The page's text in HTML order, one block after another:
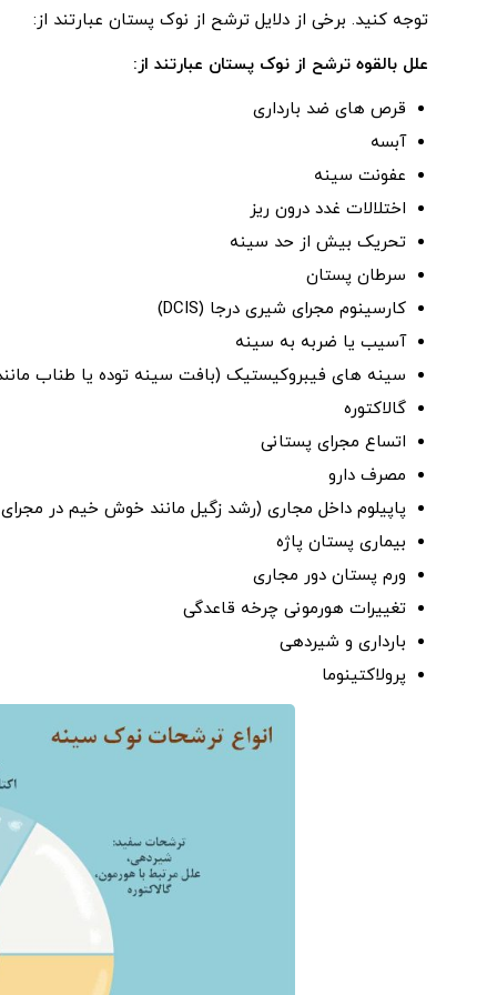
توجه کنید. برخی از دلایل ترشح از نوک پستان عبارتند از:
علل بالقوه ترشح از نوک پستان عبارتند از:
قرص های ضد بارداری
آبسه
عفونت سینه
اختلالات غدد درون ریز
تحریک بیش از حد سینه
سرطان پستان
کارسینوم مجرای شیری درجا (DCIS)
آسیب یا ضربه به سینه
سینه های فیبروکیستیک (بافت سینه توده یا طناب
گالاکتوره
اتساع مجرای پستانی
مصرف دارو
پاپیلوم داخل مجاری (رشد زگیل مانند خوش خیم در
بیماری پستان پاژه
ورم پستان دور مجاری
تغییرات هورمونی چرخه قاعدگی
بارداری و شیردهی
پرولاکتینوما